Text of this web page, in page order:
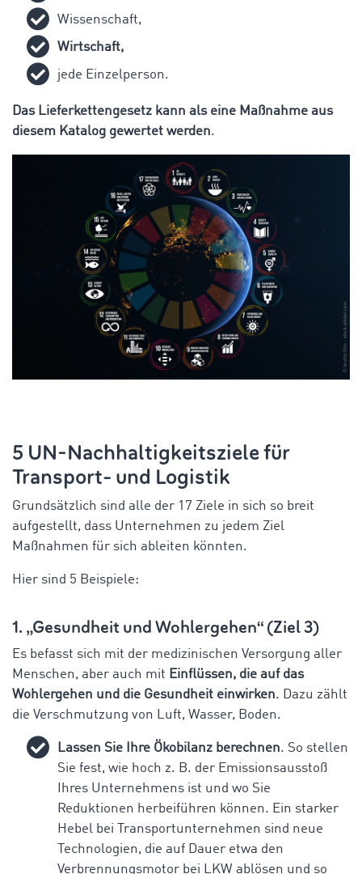
Wissenschaft,
Wirtschaft,
jede Einzelperson.
Das Lieferkettengesetz kann als eine Maßnahme aus
diesem Katalog gewertet werden.
5 UN-Nachhaltigkeitsziele für
Transport- und Logistik
Grundsätzlich sind alle der 17 Ziele in sich so breit
aufgestellt, dass Unternehmen zu jedem Ziel
Maßnahmen für sich ableiten könnten.
Hier sind 5 Beispiele:
1. „Gesundheit und Wohlergehen“ (Ziel 3)
Es befasst sich mit der medizinischen Versorgung aller
Menschen, aber auch mit Einflüssen, die auf das
Wohlergehen und die Gesundheit einwirken. Dazu zählt
die Verschmutzung von Luft, Wasser, Boden.
Lassen Sie Ihre Ökobilanz berechnen. So stellen
Sie fest, wie hoch z. B. der Emissionsausstoß
Ihres Unternehmens ist und wo Sie
Reduktionen herbeiführen können. Ein starker
Hebel bei Transportunternehmen sind neue
Technologien, die auf Dauer etwa den
Verbrennungsmotor bei LKW ablösen und so